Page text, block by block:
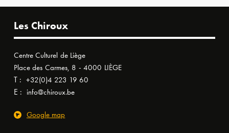
Les Chiroux
Centre Culturel de Liège
Place des Carmes, 8 - 4000 LIÈGE
T : +32(0)4 223 19 60
E : info@chiroux.be
Google map